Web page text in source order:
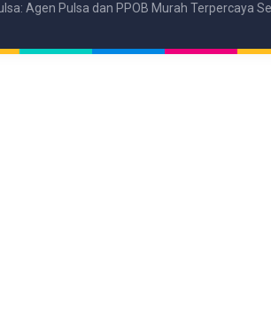
Agen Pulsa dan PPOB Murah Terpercaya